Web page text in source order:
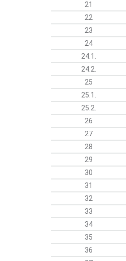
21
22
23
24
24.1.
24.2.
25
25.1.
25.2.
26
27
28
29
30
31
32
33
34
35
36